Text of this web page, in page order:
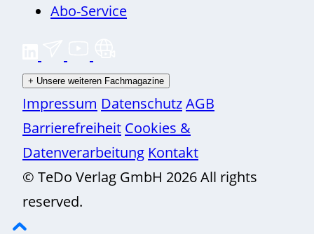
Abo-Service
+ Unsere weiteren Fachmagazine
Impressum DatenschutzAGB
Barrierefreiheit Cookies &
Datenverarbeitung Kontakt
© TeDo Verlag GmbH 2026 All rights
reserved.